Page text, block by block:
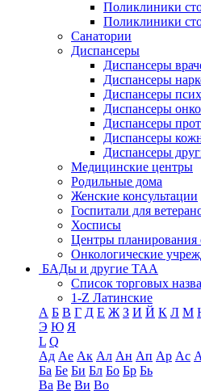
Поликлиники
Поликлиники
Санатории
Диспансеры
Диспансеры
Диспансеры
Диспансеры
Диспансеры
Диспансеры
Диспансеры
Диспансеры
Медицинские центры
Родильные дома
Женские консультации
Госпитали для
Хосписы
Центры планирования
Онкологические
БАДы и другие ТАА
Список торговых
1-Z Латинские
А Б В Г Д Е Ж З И Й К Л М
Э Ю Я
L Q
Ад Ае Ак Ал Ан Ап Ар Ас
Ба Бе Би Бл Бо Бр Бь
Ва Ве Ви Во